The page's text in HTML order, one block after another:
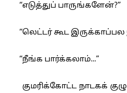
“எடுத்துப் பாருங்களேன்?”
“லெட்டர் கூட இருக்காப்பல
“நீங்க பார்க்கலாம்...”
குமரிக்கோட்ட நாடகக்